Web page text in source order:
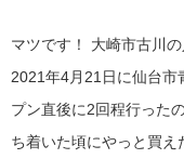
マツです！ 大崎市古川
2021年4月21日に仙台市
プン直後に2回程行った
ち着いた頃にやっと買え